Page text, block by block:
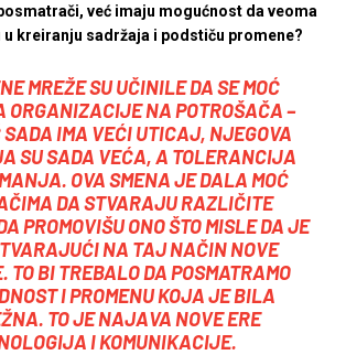
već imaju mogućnost da veoma
kreiranju sadržaja i podstiču promene?
MREŽE SU UČINILE DA SE MOĆ
ORGANIZACIJE NA POTROŠAČA –
SADA IMA VEĆI UTICAJ, NJEGOVA
SU SADA VEĆA, A TOLERANCIJA
OVA SMENA JE DALA MOĆ
DA STVARAJU RAZLIČITE
PROMOVIŠU ONO ŠTO MISLE DA JE
NA TAJ NAČIN NOVE
TO BI TREBALO DA POSMATRAMO
I PROMENU KOJA JE BILA
TO JE NAJAVA NOVE ERE
I KOMUNIKACIJE.